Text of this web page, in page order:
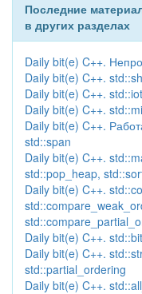
Последние
в других разделах
Daily bit(e) C++.
Daily bit(e) C++.
Daily bit(e) C++.
Daily bit(e) C++.
Daily bit(e) C++.
std::span
Daily bit(e) C++.
std::pop_heap,
Daily bit(e) C++.
Daily bit(e) C++.
Daily bit(e) C++.
std::partial_ordering
Daily bit(e) C++.